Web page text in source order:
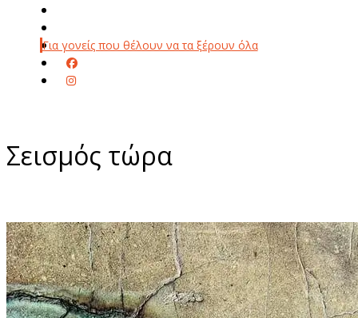
Για γονείς που θέλουν να τα ξέρουν όλα
Σεισμός τώρα